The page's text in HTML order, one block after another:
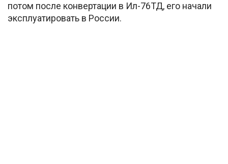
потом после конвертации в Ил-76ТД, его начали
эксплуатировать в России.